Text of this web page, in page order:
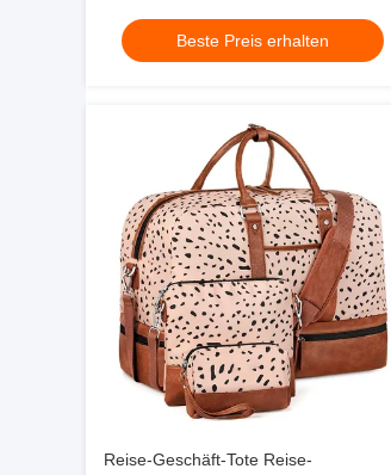
17x14x7
Beste Preis erhalten
Reise-Geschäft-Tote Reise-